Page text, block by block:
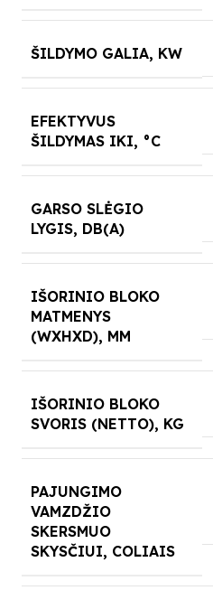
ŠILDYMO GALIA, KW
EFEKTYVUS
ŠILDYMAS IKI, °C
GARSO SLĖGIO
LYGIS, DB(A)
IŠORINIO BLOKO
MATMENYS
(WXHXD), MM
IŠORINIO BLOKO
SVORIS (NETTO), KG
PAJUNGIMO
VAMZDŽIO
SKERSMUO
SKYSČIUI, COLIAIS